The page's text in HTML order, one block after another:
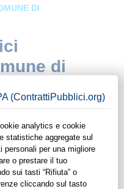
DI
di
potrai avere
stipulati
ambito Ente pubblico
di